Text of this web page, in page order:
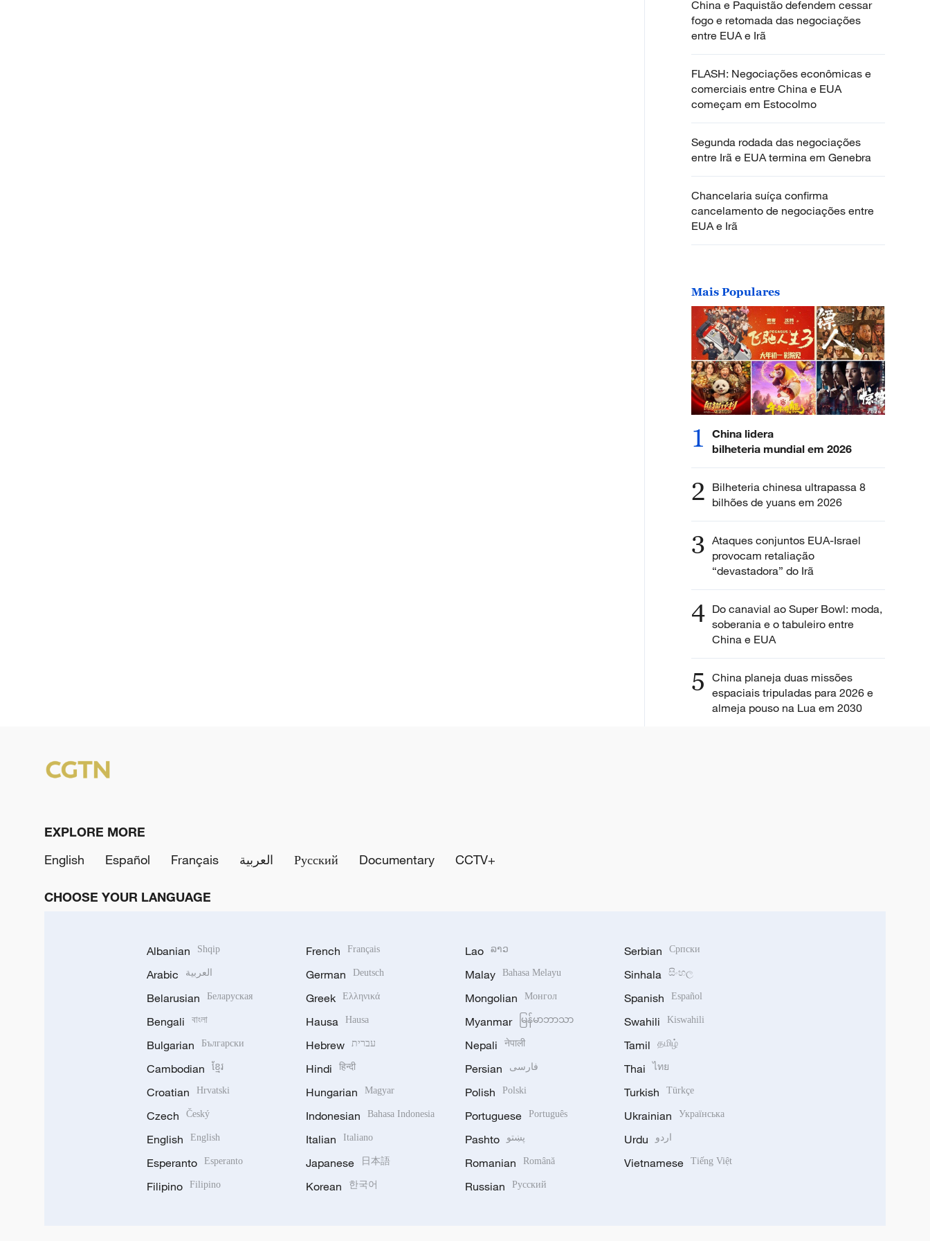
China e Paquistão defendem cessar
fogo e retomada das negociações
entre EUA e Irã
FLASH: Negociações econômicas e
comerciais entre China e EUA
começam em Estocolmo
Segunda rodada das negociações
entre Irã e EUA termina em Genebra
Chancelaria suíça confirma
cancelamento de negociações entre
EUA e Irã
Mais Populares
1
China lidera
bilheteria mundial em 2026
2 Bilheteria chinesa ultrapassa 8
bilhões de yuans em 2026
3 Ataques conjuntos EUA-Israel
provocam retaliação
“devastadora” do Irã
4 Do canavial ao Super Bowl: moda,
soberania e o tabuleiro entre
China e EUA
5 China planeja duas missões
espaciais tripuladas para 2026 e
almeja pouso na Lua em 2030
EXPLORE MORE
English
Español Français العربية Русский Documentary CCTV+
CHOOSE YOUR LANGUAGE
Albanian Shqip
Arabic العربية
Belarusian Беларуская
Bengali বাংলা
Bulgarian Български
Cambodian ខ្មែរ
Croatian Hrvatski
Czech Český
English English
Esperanto Esperanto
Filipino Filipino
French Français
German Deutsch
Greek Ελληνικά
Hausa Hausa
Hebrew עברית
Hindi हिन्दी
Hungarian Magyar
Indonesian Bahasa Indonesia
Italian Italiano
Japanese 日本語
Korean 한국어
Lao ລາວ
Malay Bahasa Melayu
Mongolian Монгол
Myanmar မြန်မာဘာသာ
Nepali नेपाली
Persian فارسی
Polish Polski
Portuguese Português
Pashto پښتو
Romanian Română
Russian Русский
Serbian Српски
Sinhala සිංහල
Spanish Español
Swahili Kiswahili
Tamil தமிழ்
Thai ไทย
Turkish Türkçe
Ukrainian Українська
Urdu اردو
Vietnamese Tiếng Việt